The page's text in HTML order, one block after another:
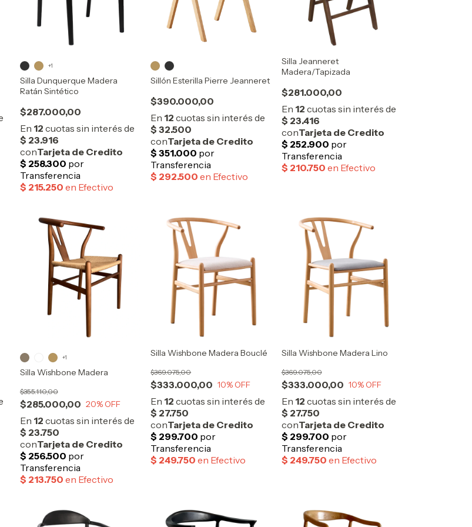
Silla Dunquerque Madera
Ratán Sintético
$287.000,00
+1
Sillón Esterilla Pierre Jeanneret
$390.000,00
Silla Jeanneret
Madera/Tapizada
$281.000,00
Silla Wishbone Madera
$285.000,00
$355.110,00
20% OFF
+1 Silla Wishbone Madera Bouclé
$333.000,00
$369.075,00
10% OFF
Silla Wishbone Madera Lino
$333.000,00
$369.075,00
10% OFF